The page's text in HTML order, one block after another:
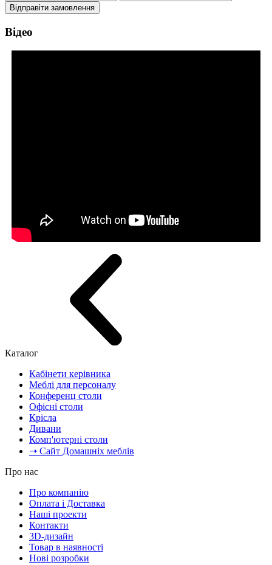
Відправіти замовлення
Відео
Каталог
Кабінети керівника
Меблі для персоналу
Конференц столи
Офісні столи
Крісла
Дивани
Комп'ютерні столи
➝ Сайт Домашніх меблів
Про нас
Про компанію
Оплата і Доставка
Наші проекти
Контакти
3D-дизайн
Товар в наявності
Нові розробки